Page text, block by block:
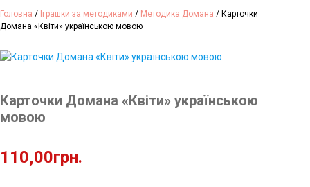
Головна / Іграшки за методиками / Методика Домана / Карточки
Домана «Квіти» українською мовою
Карточки Домана «Квіти» українською
мовою
110,00грн.